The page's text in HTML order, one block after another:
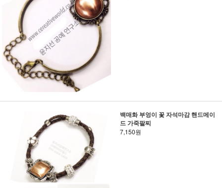
백매화 부엉이 꽃 자석마감 핸드메이
드 가죽팔찌
7,150원